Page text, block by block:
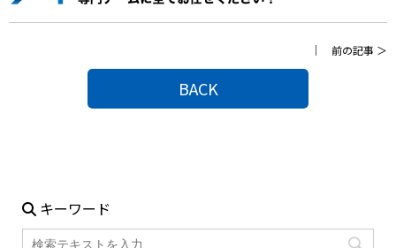
｜ 前の記事 ＞
BACK
キーワード